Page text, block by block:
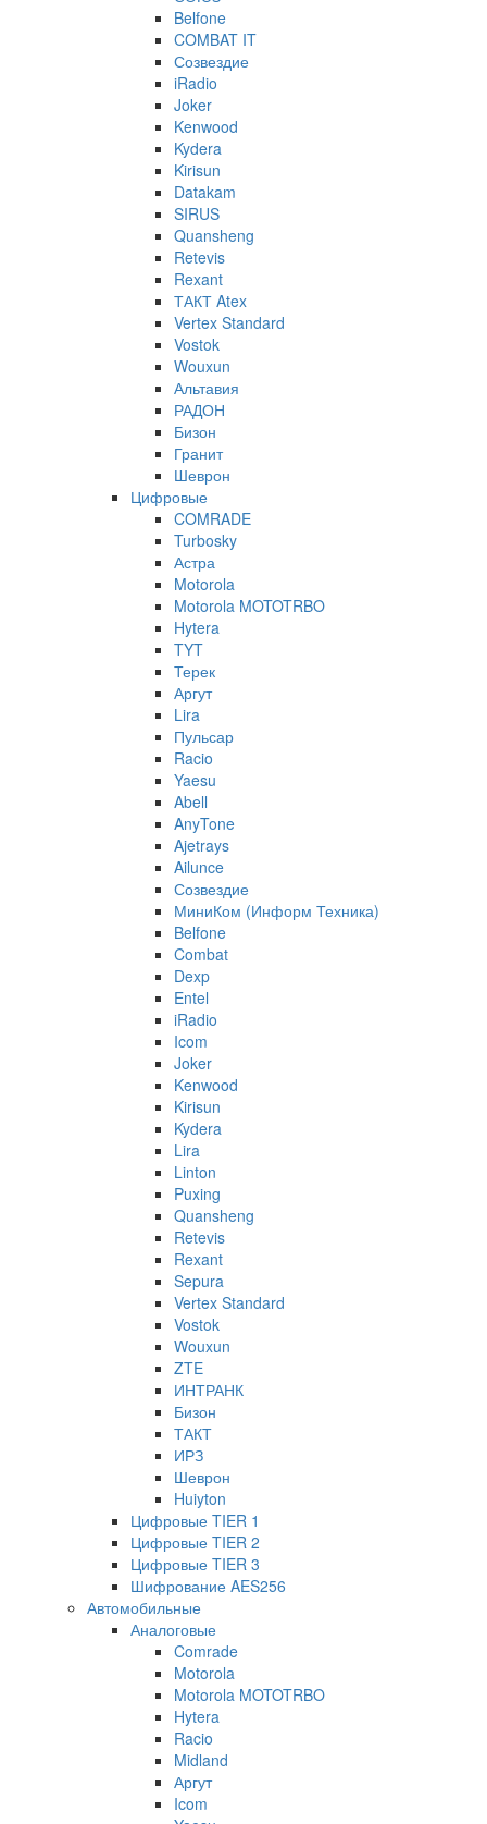
Belfone
COMBAT IT
Созвездие
iRadio
Joker
Kenwood
Kydera
Kirisun
Datakam
SIRUS
Quansheng
Retevis
Rexant
ТАКТ Atex
Vertex Standard
Vostok
Wouxun
Альтавия
РАДОН
Бизон
Гранит
Шеврон
Цифровые
COMRADE
Turbosky
Астра
Motorola
Motorola MOTOTRBO
Hytera
TYT
Терек
Аргут
Lira
Пульсар
Racio
Yaesu
Abell
AnyTone
Ajetrays
Ailunce
Созвездие
МиниКом (Информ Техника)
Belfone
Combat
Dexp
Entel
iRadio
Icom
Joker
Kenwood
Kirisun
Kydera
Lira
Linton
Puxing
Quansheng
Retevis
Rexant
Sepura
Vertex Standard
Vostok
Wouxun
ZTE
ИНТРАНК
Бизон
ТАКТ
ИРЗ
Шеврон
Huiyton
Цифровые TIER 1
Цифровые TIER 2
Цифровые TIER 3
Шифрование AES256
Автомобильные
Аналоговые
Comrade
Motorola
Motorola MOTOTRBO
Hytera
Racio
Midland
Аргут
Icom